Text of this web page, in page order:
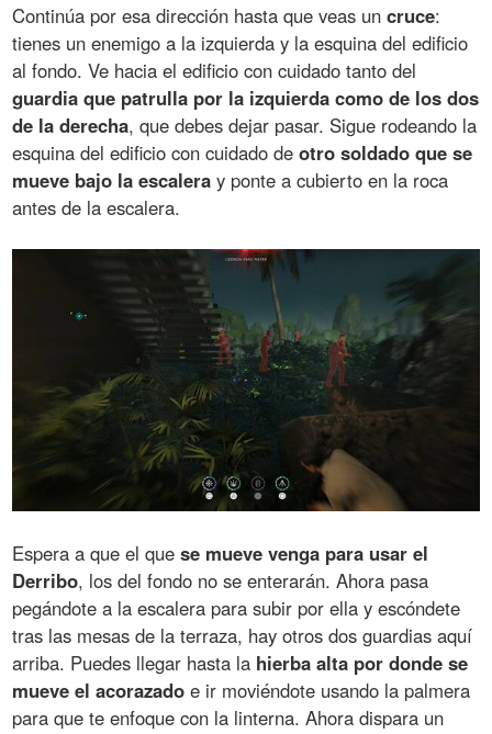
Continúa por esa dirección hasta que veas uncruce:
tienes un enemigo a la izquierda y la esquina del edificio
al fondo. Ve hacia el edificio con cuidado tanto del
guardia que patrulla por la izquierda como de los dos
de la derecha, que debes dejar pasar. Sigue rodeando la
esquina del edificio con cuidado deotro soldado que se
mueve bajo la escalera y ponte a cubierto en la roca
antes de la escalera.
Espera a que el quese mueve venga para usar el
Derribo, los del fondo no se enterarán. Ahora pasa
pegándote a la escalera para subir por ella y escóndete
tras las mesas de la terraza, hay otros dos guardias aquí
arriba. Puedes llegar hasta la hierba alta por donde se
mueve el acorazado e ir moviéndote usando la palmera
para que te enfoque con la linterna. Ahora dispara un